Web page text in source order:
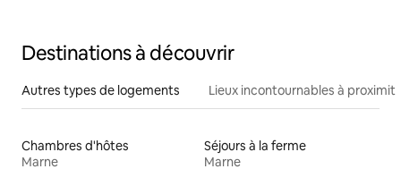
Destinations à découvrir
Autres types de logements Lieux incontournables à
Chambres d'hôtes
Marne
Séjours à la ferme
Marne